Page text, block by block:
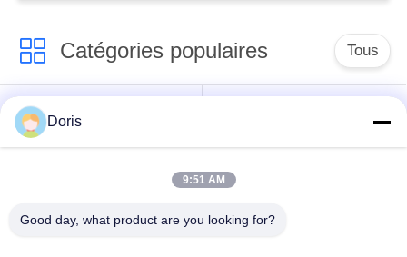
Catégories populaires Tous
Vanne cryogénique
cryogéniques
cryogénique
cryogénique
Doris
9:51 AM
Good day, what product are you looking for?